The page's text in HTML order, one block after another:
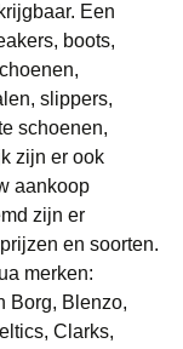
Een
boots,
slippers,
schoenen,
zijn er ook
aankoop
zijn er
en soorten.
merken:
Borg, Blenzo,
Clarks,